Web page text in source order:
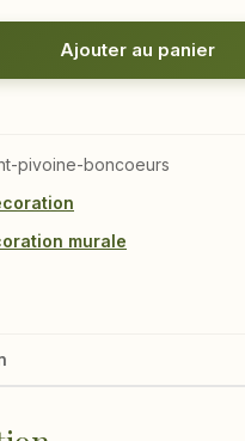
Ajouter au panier
pivoine-boncoeurs
murale